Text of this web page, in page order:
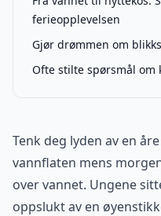
ferieopplevelsen
Gjør drømmen om
Ofte stilte spørsmål om
Tenk deg lyden av en
vannflaten mens
over vannet. Ungene
oppslukt av en